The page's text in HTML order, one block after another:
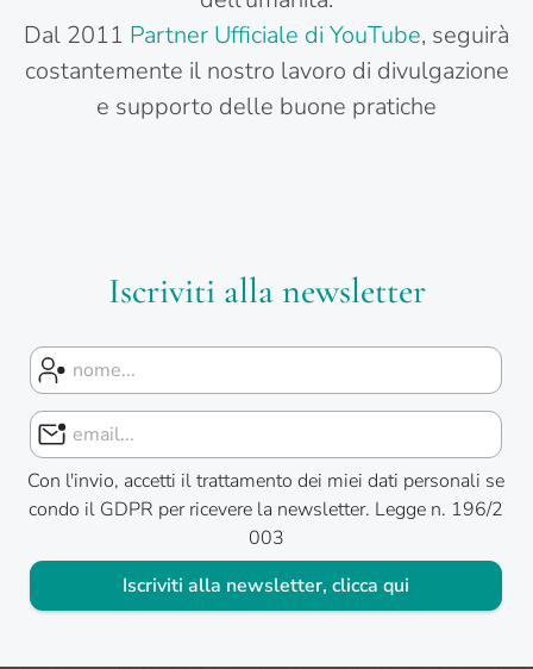
Dal 2011 Partner Ufficiale di YouTube, seguirà
costantemente il nostro lavoro di divulgazione
e supporto delle buone pratiche
Iscriviti alla newsletter
Con l'invio, accetti il trattamento dei miei dati personali se
condo il GDPR per ricevere la newsletter. Legge n. 196/2
003
Iscriviti alla newsletter, clicca qui